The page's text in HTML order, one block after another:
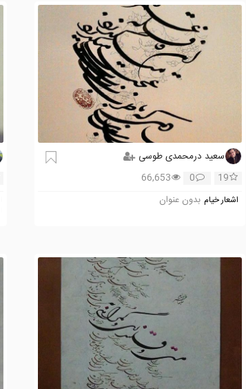
سعید درمحمدی طوسی
19
0
66,653
اشعار خیام بدون عنوان